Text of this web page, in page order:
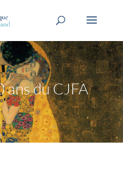
ans du CJFA